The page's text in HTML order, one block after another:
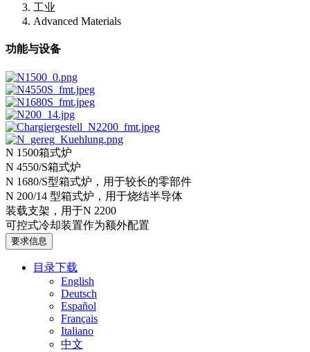
工业
Advanced Materials
功能与设备
N 1500箱式炉
N 4550/S箱式炉
N 1680/S型箱式炉，用于较长的零部件
N 200/14 型箱式炉，用于烧结半导体
装载支架，用于N 2200
可控式冷却装置作为额外配置
要求信息
目录下载
English
Deutsch
Español
Français
Italiano
中文